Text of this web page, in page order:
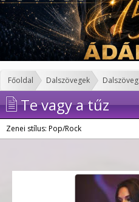
Főoldal Dalszövegek Dalszöveg
Te vagy a tűz
Zenei stílus: Pop/Rock